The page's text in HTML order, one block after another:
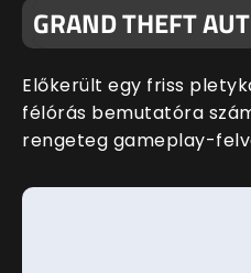
GRAND THEFT
Előkerült egy friss
félórás bemutatóra
rengeteg gameplay-